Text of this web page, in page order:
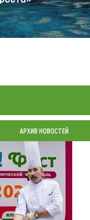
АРХИВ НОВОСТЕЙ